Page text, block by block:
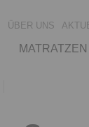
ÜBER UNS
MATRATZEN